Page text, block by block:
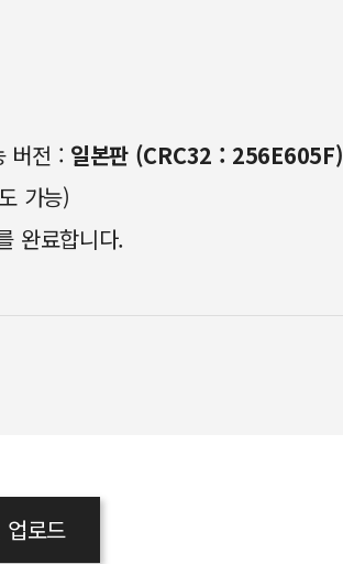
버전 : 일본판 (CRC32 : 256E605F)
가능)
완료합니다.
업로드